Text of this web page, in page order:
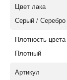
Цвет лака
Серый / Серебро
Плотность цвета
Плотный
Артикул